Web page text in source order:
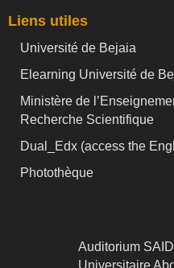
Liens utiles
Université de Bejaia
Elearning Université de
Ministère de
Recherche Scientifique
Dual_Edx (access the
Photothèque
Auditorium
Universitaire